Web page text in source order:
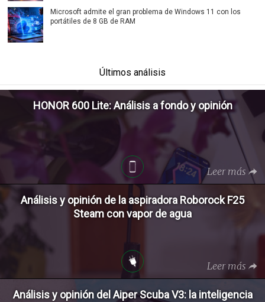
Microsoft admite el gran problema de Windows 11 con los
portátiles de 8 GB de RAM
Últimos análisis
HONOR 600 Lite: Análisis a fondo y opinión
Leer más
Análisis y opinión de la aspiradora Roborock F25
Steam con vapor de agua
Leer más
Análisis y opinión del Aiper Scuba V3: la inteligencia